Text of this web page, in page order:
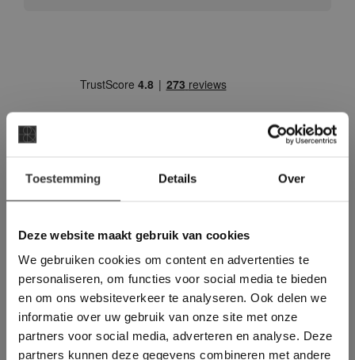
Toestemming Details Over
Deze website maakt gebruik van cookies
We gebruiken cookies om content en advertenties te
personaliseren, om functies voor social media te bieden
en om ons websiteverkeer te analyseren. Ook delen we
informatie over uw gebruik van onze site met onze
partners voor social media, adverteren en analyse. Deze
partners kunnen deze gegevens combineren met andere
vrijblijvende offerte aan:
Een offerte aanvragen bij van den
Heuvel & van Duuren is handwerk. Wij
denken met u mee, maken een prijs op
basis van het leveradres en eventueel is
Deze website maakt
gebruik van cookies.
This Cookie Banner was deleted and is no
longer working. Please contact the website
administrator.
Deze website gebruikt cookies om de
gebruikerservaring te verbeteren. Door
gebruik te maken van onze website geeft u
toestemming voor alle cookies in
overeenstemming met ons cookiebeleid.Lees
verder